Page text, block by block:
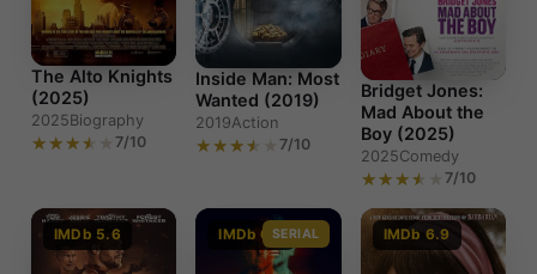
The Alto Knights
(2025)
2025Biography
7/10
Inside Man: Most
Wanted (2019)
2019Action
7/10
Bridget Jones:
Mad About the
Boy (2025)
2025Comedy
7/10
IMDb 5.6 IMDb 6.7SERIAL IMDb 6.9